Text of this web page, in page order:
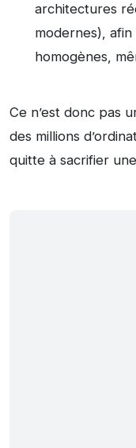
architectures
modernes),
homogènes,
Ce n’est donc pas
des millions
quitte à sacrifier